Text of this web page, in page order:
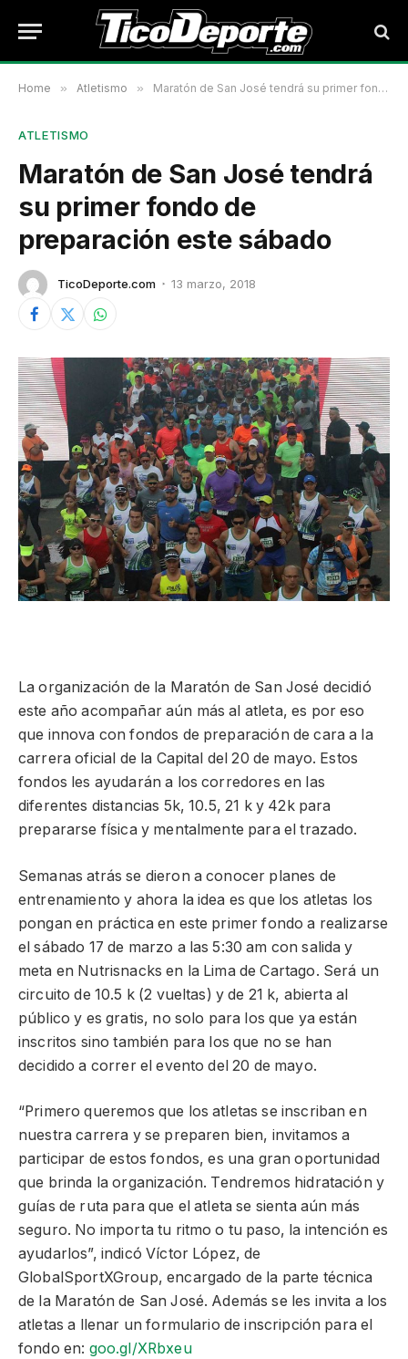
Home » Atletismo » Maratón de San José tendrá su primer fondo de preparación este sábado
ATLETISMO
Maratón de San José tendrá
su primer fondo de
preparación este sábado
TicoDeporte.com 13 marzo, 2018
La organización de la Maratón de San José decidió
este año acompañar aún más al atleta, es por eso
que innova con fondos de preparación de cara a la
carrera oficial de la Capital del 20 de mayo. Estos
fondos les ayudarán a los corredores en las
diferentes distancias 5k, 10.5, 21 k y 42k para
prepararse física y mentalmente para el trazado.
Semanas atrás se dieron a conocer planes de
entrenamiento y ahora la idea es que los atletas los
pongan en práctica en este primer fondo a realizarse
el sábado 17 de marzo a las 5:30 am con salida y
meta en Nutrisnacks en la Lima de Cartago. Será un
circuito de 10.5 k (2 vueltas) y de 21 k, abierta al
público y es gratis, no solo para los que ya están
inscritos sino también para los que no se han
decidido a correr el evento del 20 de mayo.
“Primero queremos que los atletas se inscriban en
nuestra carrera y se preparen bien, invitamos a
participar de estos fondos, es una gran oportunidad
que brinda la organización. Tendremos hidratación y
guías de ruta para que el atleta se sienta aún más
seguro. No importa tu ritmo o tu paso, la intención es
ayudarlos”, indicó Víctor López, de
GlobalSportXGroup, encargado de la parte técnica
de la Maratón de San José. Además se les invita a los
atletas a llenar un formulario de inscripción para el
fondo en: goo.gl/XRbxeu